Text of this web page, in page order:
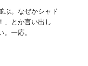
ぶ。なぜかシャド
」とか言い出し
一応。